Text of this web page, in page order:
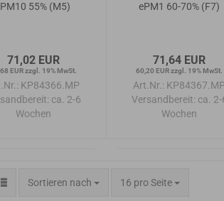
55% (M5)
71,02 EUR
EUR zzgl. 19% MwSt.
KP84366.MP
ca. 2-6
Wochen
ePM1 60-70% (F7)
71,64 EUR
60,20 EUR zzgl. 19% MwSt.
Art.Nr.: KP84367.MP
Versandbereit: ca. 2-
Wochen
Sortieren nach
Sortieren nach 16 pro Seite
pro Seite